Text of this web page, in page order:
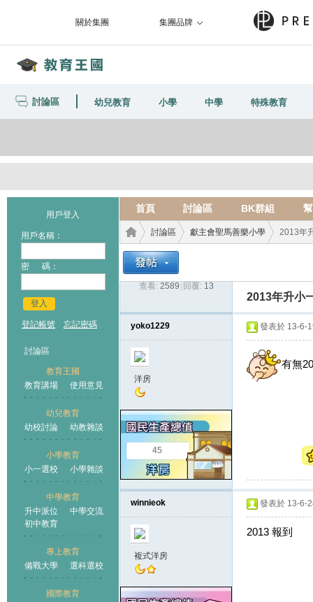
關於集團 集團品牌
討論區 幼兒教育 小學 中學 特殊教育
用戶登入
用戶名稱：
密 碼：
登入
登記帳號 忘記密碼
討論區
教育王國
教育講場
使用意見
幼兒教育
幼校討論
幼教雜談
小學教育
小一選校
小學雜談
中學教育
升中派位
中學交流
初中教育
專上教育
備戰大學
選科選校
國際教育
首頁 討論區 BK群組
王國
›
討論區
›
獻主會聖馬善樂小學
›
2013年
查看: 2589 回覆: 13
2013年升小
yoko1229
洋房
45
發表於 13-6-
有無
winnieok
複式洋房
發表於 13-6-
2013 報到